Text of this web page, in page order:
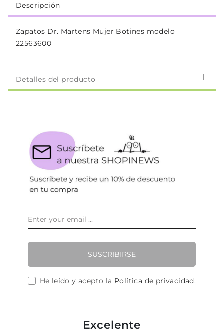
Descripción
Zapatos Dr. Martens Mujer Botines modelo
22563600
Detalles del producto
SUSCRIBIRSE
He leído y acepto la Política de privacidad.
Excelente